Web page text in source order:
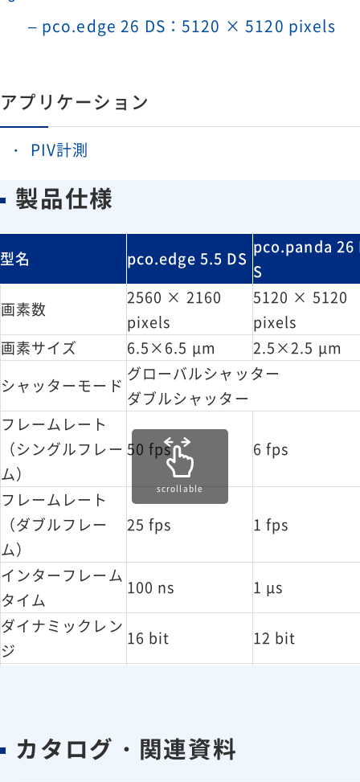
– pco.edge 26 DS：5120 × 5120 pixels
アプリケーション
PIV計測
製品仕様
型名 pco.edge 5.5 DS
pco.panda 26
S
画素数
2560 × 2160
pixels
5120 × 5120
pixels
画素サイズ
6.5×6.5 μm
2.5×2.5 μm
シャッターモード
グローバルシャッター
ダブルシャッター
フレームレート
（シングルフレー
ム）
50 fps 6 fps
フレームレート
（ダブルフレー
ム）
25 fps 1 fps
インターフレーム
タイム
100 ns
1 μs
ダイナミックレン
ジ
16 bit 12 bit
レンズマウント
Cマウント,
Fマウント
scrollable
カタログ・関連資料